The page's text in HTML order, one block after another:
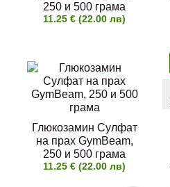
250 и 500 грама
11.25 € (22.00 лв)
Глюкозамин Сулфат
на прах GymBeam,
250 и 500 грама
11.25 € (22.00 лв)